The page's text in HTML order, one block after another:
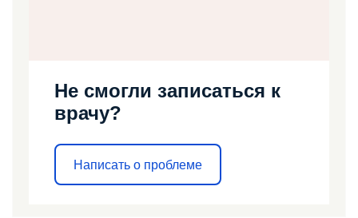
Не смогли записаться к
врачу?
Написать о проблеме